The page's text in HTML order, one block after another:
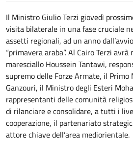
Il Ministro Giulio Terzi giovedì
visita bilaterale in una fase cruciale
assetti regionali, ad un anno
“primavera araba”. Al Cairo Terzi
maresciallo Houssein Tantawi,
supremo delle Forze Armate, il Primo
Ganzouri, il Ministro degli Esteri
rappresentanti delle comunità
di rilanciare e consolidare, a tutti i
cooperazione, il partenariato
attore chiave dell’area mediorientale.